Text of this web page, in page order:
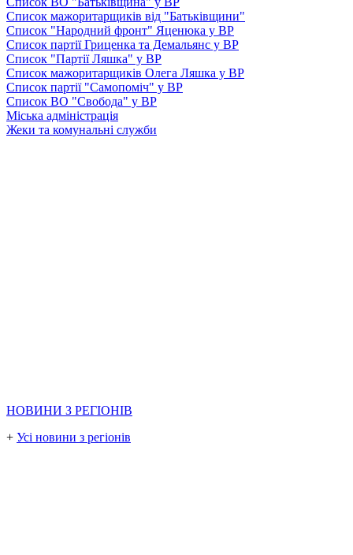
Список мажоритарщиків від "Батьківщини"
Список "Народний фронт" Яценюка у ВР
Список партії Гриценка та Демальянс у ВР
Список "Партії Ляшка" у ВР
Список мажоритарщиків Олега Ляшка у ВР
Список партії "Самопоміч" у ВР
Список ВО "Свобода" у ВР
Міська адміністрація
Жеки та комунальні служби
НОВИНИ З РЕГІОНІВ
+ Усі новини з регіонів